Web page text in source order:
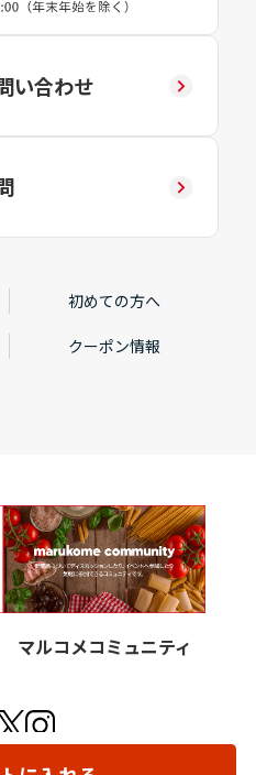
い合わせ
初めての方へ
クーポン情報
マルコメコミュニティ